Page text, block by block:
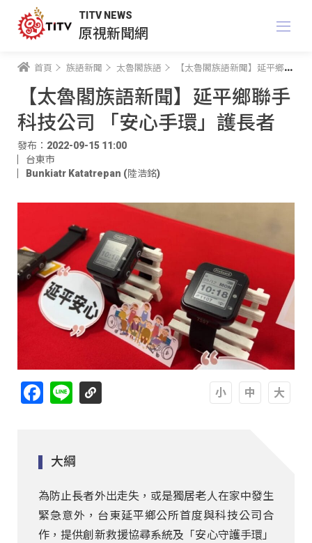
TITV NEWS
原視新聞網
首頁 族語新聞 太魯閣族語 【太魯閣族語新聞】延平鄉聯手科技公司 「安心手環」護長者
【太魯閣族語新聞】延平鄉聯手
科技公司 「安心手環」護長者
發布：2022-09-15 11:00
台東市
Bunkiatr Katatrepan (陸浩銘)
Facebook
Line
大綱
為防止長者外出走失，或是獨居老人在家中發生
緊急意外，台東延平鄉公所首度與科技公司合
作，提供創新救援協尋系統及「安心守護手環」